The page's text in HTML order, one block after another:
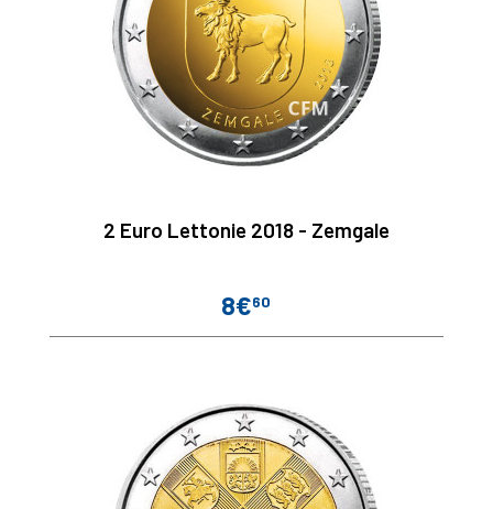
2 Euro Lettonie 2018 - Zemgale
Prix
8€60